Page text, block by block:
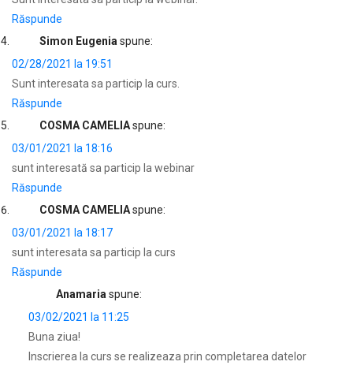
Răspunde
Simon Eugenia spune:
02/28/2021 la 19:51
Sunt interesata sa particip la curs.
Răspunde
COSMA CAMELIAspune:
03/01/2021 la 18:16
sunt interesată sa particip la webinar
Răspunde
COSMA CAMELIAspune:
03/01/2021 la 18:17
sunt interesata sa particip la curs
Răspunde
Anamaria spune:
03/02/2021 la 11:25
Buna ziua!
Inscrierea la curs se realizeaza prin completarea datelor